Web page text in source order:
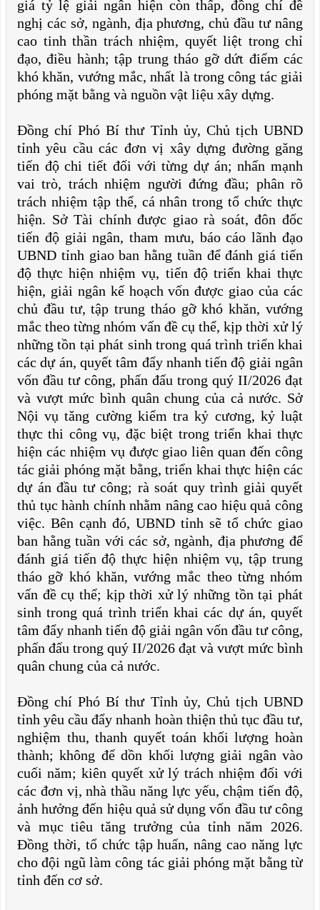
giá tỷ lệ giải ngân hiện còn thấp, đồng chí đề
nghị các sở, ngành, địa phương, chủ đầu tư nâng
cao tinh thần trách nhiệm, quyết liệt trong chỉ
đạo, điều hành; tập trung tháo gỡ dứt điểm các
khó khăn, vướng mắc, nhất là trong công tác giải
phóng mặt bằng và nguồn vật liệu xây dựng.
Đồng chí Phó Bí thư Tỉnh ủy, Chủ tịch UBND
tỉnh yêu cầu các đơn vị xây dựng đường găng
tiến độ chi tiết đối với từng dự án; nhấn mạnh
vai trò, trách nhiệm người đứng đầu; phân rõ
trách nhiệm tập thể, cá nhân trong tổ chức thực
hiện. Sở Tài chính được giao rà soát, đôn đốc
tiến độ giải ngân, tham mưu, báo cáo lãnh đạo
UBND tỉnh giao ban hằng tuần để đánh giá tiến
độ thực hiện nhiệm vụ, tiến độ triển khai thực
hiện, giải ngân kế hoạch vốn được giao của các
chủ đầu tư, tập trung tháo gỡ khó khăn, vướng
mắc theo từng nhóm vấn đề cụ thể, kịp thời xử lý
những tồn tại phát sinh trong quá trình triển khai
các dự án, quyết tâm đẩy nhanh tiến độ giải ngân
vốn đầu tư công, phấn đấu trong quý II/2026 đạt
và vượt mức bình quân chung của cả nước. Sở
Nội vụ tăng cường kiểm tra kỷ cương, kỷ luật
thực thi công vụ, đặc biệt trong triển khai thực
hiện các nhiệm vụ được giao liên quan đến công
tác giải phóng mặt bằng, triển khai thực hiện các
dự án đầu tư công; rà soát quy trình giải quyết
thủ tục hành chính nhằm nâng cao hiệu quả công
việc. Bên cạnh đó, UBND tỉnh sẽ tổ chức giao
ban hằng tuần với các sở, ngành, địa phương để
đánh giá tiến độ thực hiện nhiệm vụ, tập trung
tháo gỡ khó khăn, vướng mắc theo từng nhóm
vấn đề cụ thể; kịp thời xử lý những tồn tại phát
sinh trong quá trình triển khai các dự án, quyết
tâm đẩy nhanh tiến độ giải ngân vốn đầu tư công,
phấn đấu trong quý II/2026 đạt và vượt mức bình
quân chung của cả nước.
Đồng chí Phó Bí thư Tỉnh ủy, Chủ tịch UBND
tỉnh yêu cầu đẩy nhanh hoàn thiện thủ tục đầu tư,
nghiệm thu, thanh quyết toán khối lượng hoàn
thành; không để dồn khối lượng giải ngân vào
cuối năm; kiên quyết xử lý trách nhiệm đối với
các đơn vị, nhà thầu năng lực yếu, chậm tiến độ,
ảnh hưởng đến hiệu quả sử dụng vốn đầu tư công
và mục tiêu tăng trưởng của tỉnh năm 2026.
Đồng thời, tổ chức tập huấn, nâng cao năng lực
cho đội ngũ làm công tác giải phóng mặt bằng từ
tỉnh đến cơ sở.